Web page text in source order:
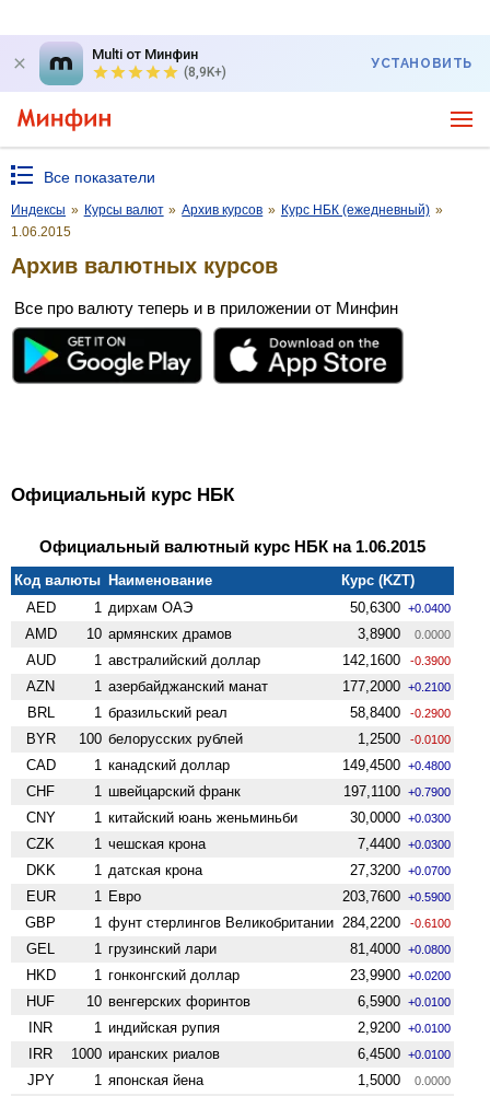
Multi от Минфин
(8,9K+)
УСТАНОВИТЬ
Все показатели
Индексы » Курсы валют » Архив курсов » Курс НБК (ежедневный) »
1.06.2015
Архив валютных курсов
Все про валюту теперь и в приложении от Минфин
Официальный курс НБК
Официальный валютный курс НБК на 1.06.2015
Код валюты Наименование
Курс (KZT)
AED
1 дирхам ОАЭ 50,6300 +0.0400
AMD 10 армянских драмов 3,8900 0.0000
AUD 1 австралийский доллар 142,1600 -0.3900
AZN 1 азербайджанский манат 177,2000 +0.2100
BRL 1 бразильский реал 58,8400 -0.2900
BYR 100 белорусских рублей 1,2500 -0.0100
CAD 1 канадский доллар 149,4500 +0.4800
CHF 1 швейцарский франк 197,1100 +0.7900
CNY 1 китайский юань женьминьби 30,0000 +0.0300
CZK 1 чешская крона 7,4400 +0.0300
DKK 1 датская крона 27,3200 +0.0700
EUR 1 Евро 203,7600 +0.5900
GBP 1 фунт стерлингов Велико­британии 284,2200 -0.6100
GEL 1 грузинский лари 81,4000 +0.0800
HKD 1 гонконгский доллар 23,9900 +0.0200
HUF 10 венгерских форинтов 6,5900 +0.0100
INR 1 индийская рупия 2,9200 +0.0100
IRR 1000 иранских риалов 6,4500 +0.0100
JPY 1 японская йена 1,5000 0.0000